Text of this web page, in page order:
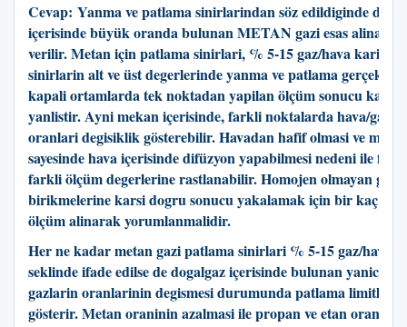
Cevap: Yanma ve patlama sinirlarindan söz edildiginde
içerisinde büyük oranda bulunan METAN gazi esas alinarak
verilir. Metan için patlama sinirlari, % 5-15 gaz/hava
sinirlarin alt ve üst degerlerinde yanma ve patlama
kapali ortamlarda tek noktadan yapilan ölçüm sonucu karar
yanlistir. Ayni mekan içerisinde, farkli noktalarda hava/gaz
oranlari degisiklik gösterebilir. Havadan hafif olmasi ve
sayesinde hava içerisinde difüzyon yapabilmesi nedeni ile
farkli ölçüm degerlerine rastlanabilir. Homojen olmayan gaz
birikmelerine karsi dogru sonucu yakalamak için bir kaç
ölçüm alinarak yorumlanmalidir.
Her ne kadar metan gazi patlama sinirlari % 5-15 gaz/hava
seklinde ifade edilse de dogalgaz içerisinde bulunan yanici ve
gazlarin oranlarinin degismesi durumunda patlama limitleri
gösterir. Metan oraninin azalmasi ile propan ve etan